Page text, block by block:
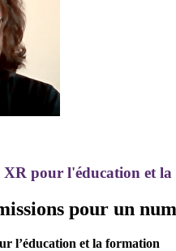
XR pour l'éducation et
pour un
l’éducation et la formation